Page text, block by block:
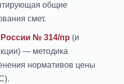
общие
смет.
№ 314/пр (и
— методика
нормативов цены